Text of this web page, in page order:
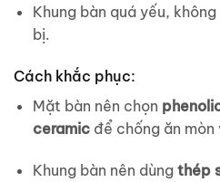
Khung bàn quá yếu,
bị.
Cách khắc phục:
Mặt bàn nên chọn
ceramicđể chống ăn mòn
Khung bàn nên dùng thép